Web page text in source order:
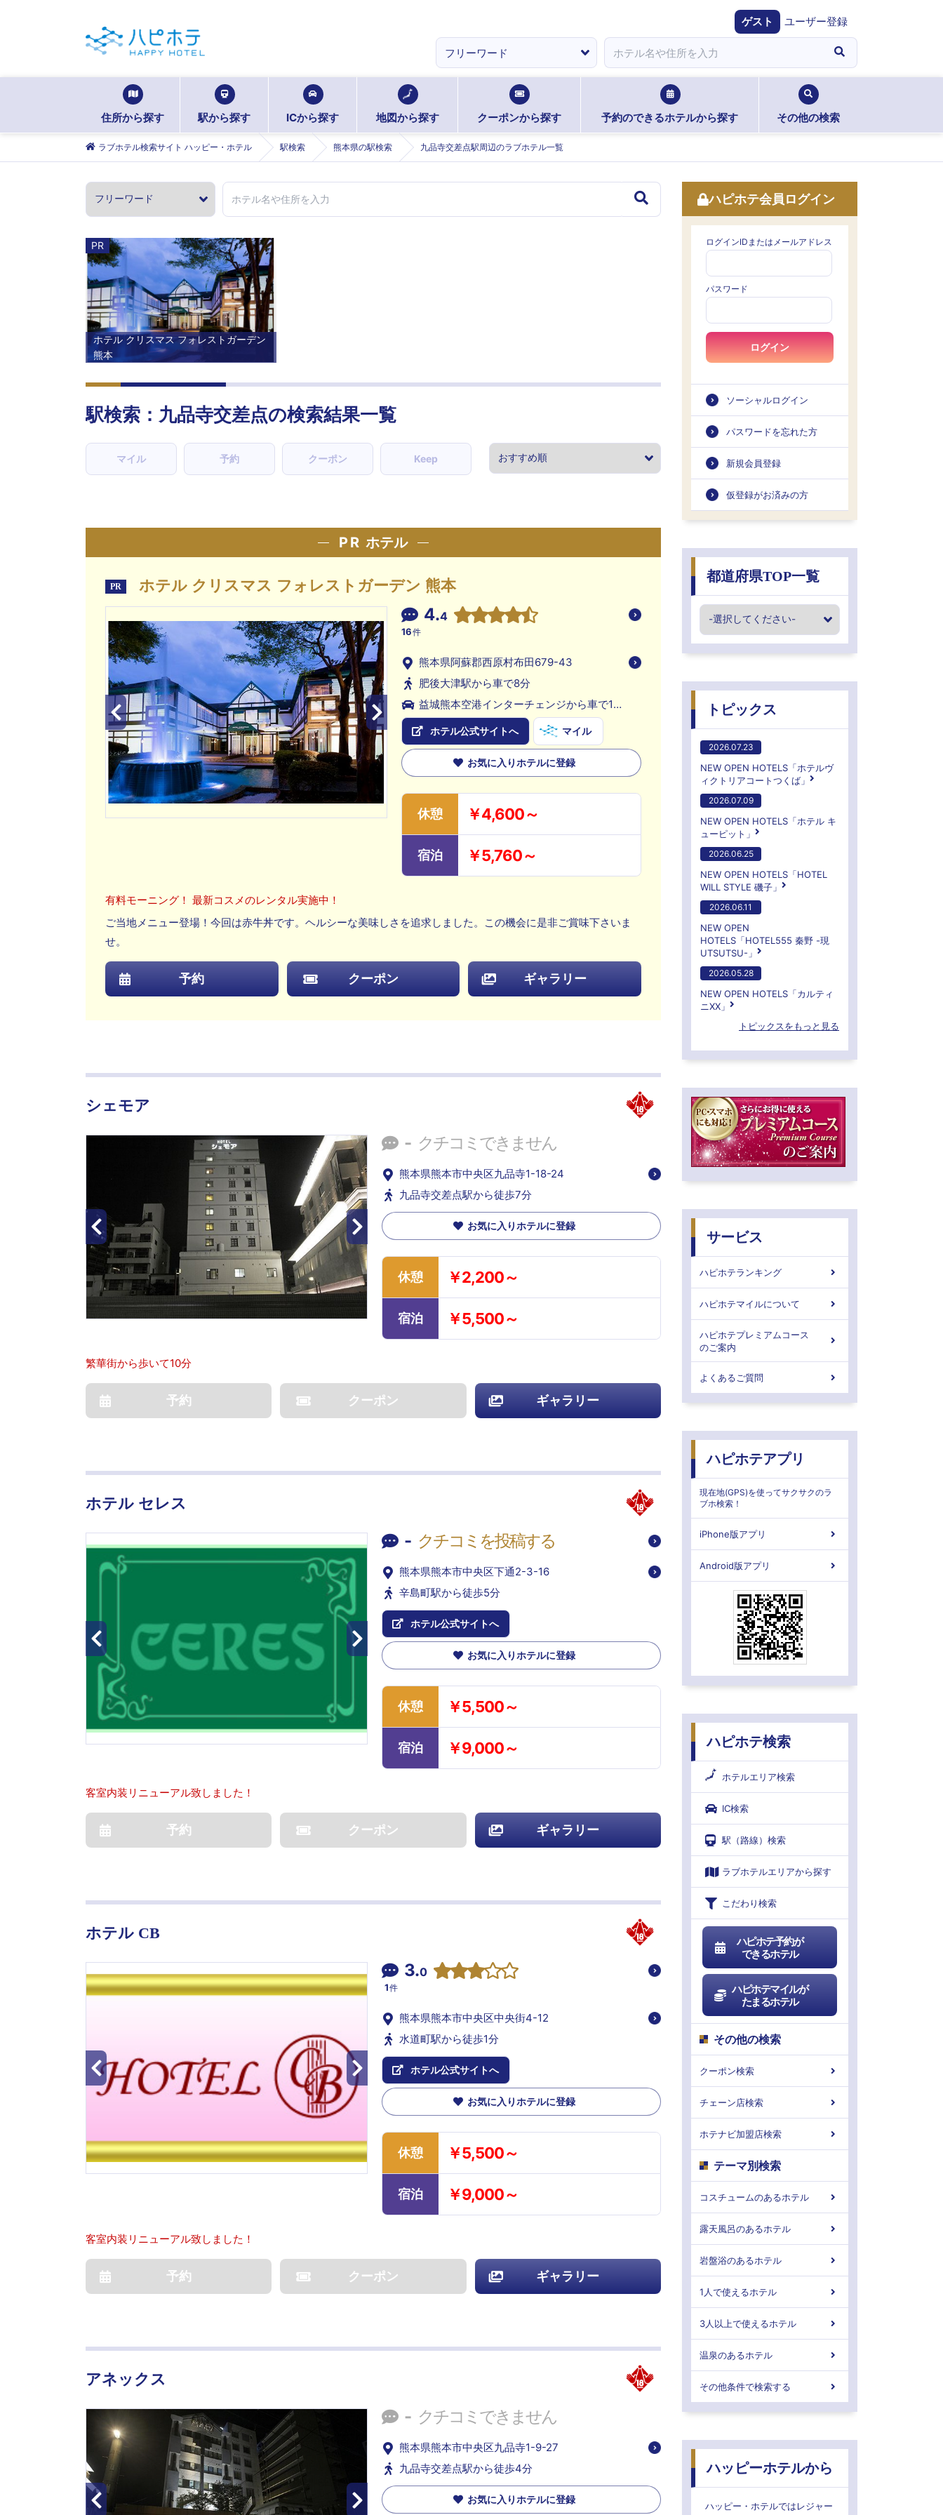
ゲスト ユーザー登録
住所から探す 駅から探す ICから探す 地図から探す クーポンから探す 予約のできるホテルから探す その他の検索
ラブホテル検索サイト ハッピー・ホテル 駅検索 熊本県の駅検索 九品寺交差点駅周辺のラブホテル一覧
PR
ホテル クリスマス フォレストガーデン
熊本
駅検索： 九品寺交差点の検索結果一覧
マイル 予約 クーポン Keep
PR ホテル
PR ホテル クリスマス フォレストガーデン 熊本
4.4
16件
熊本県阿蘇郡西原村布田679-43
肥後大津駅から車で8分
益城熊本空港インターチェンジから車で15
分
ホテル公式サイトへ マイル
お気に入りホテルに登録
休憩 ￥4,600～
宿泊 ￥5,760～
有料モーニング！ 最新コスメのレンタル実施中！
ご当地メニュー登場！今回は赤牛丼です。ヘルシーな美味しさを追求しました。この機会に是非ご賞味下さいま
せ。
予約 クーポン ギャラリー
シェモア
- クチコミできません
熊本県熊本市中央区九品寺1-18-24
九品寺交差点駅から徒歩7分
お気に入りホテルに登録
休憩 ￥2,200～
宿泊 ￥5,500～
繁華街から歩いて10分
予約 クーポン ギャラリー
ホテル セレス
- クチコミを投稿する
熊本県熊本市中央区下通2-3-16
辛島町駅から徒歩5分
ホテル公式サイトへ
お気に入りホテルに登録
休憩 ￥5,500～
宿泊 ￥9,000～
客室内装リニューアル致しました！
予約 クーポン ギャラリー
ホテル CB
3.0
1件
熊本県熊本市中央区中央街4-12
水道町駅から徒歩1分
ホテル公式サイトへ
お気に入りホテルに登録
休憩 ￥5,500～
宿泊 ￥9,000～
客室内装リニューアル致しました！
予約 クーポン ギャラリー
アネックス
- クチコミできません
熊本県熊本市中央区九品寺1-9-27
九品寺交差点駅から徒歩4分
お気に入りホテルに登録
ハピホテ会員ログイン
ログインIDまたはメールアドレス
パスワード
ログイン
ソーシャルログイン
パスワードを忘れた方
新規会員登録
仮登録がお済みの方
都道府県TOP一覧
トピックス
2026.07.23
NEW OPEN HOTELS「ホテルヴ
ィクトリアコートつくば」
2026.07.09
NEW OPEN HOTELS「ホテル キ
ューピット」
2026.06.25
NEW OPEN HOTELS「HOTEL
WILL STYLE 磯子」
2026.06.11
NEW OPEN
HOTELS「HOTEL555 秦野 -現
UTSUTSU-」
2026.05.28
NEW OPEN HOTELS「カルティ
ニXX」
トピックスをもっと見る
サービス
ハピホテランキング
ハピホテマイルについて
ハピホテプレミアムコース
のご案内
よくあるご質問
ハピホテアプリ
現在地(GPS)を使ってサクサクのラ
ブホ検索！
iPhone版アプリ
Android版アプリ
ハピホテ検索
ホテルエリア検索
IC検索
駅（路線）検索
ラブホテルエリアから探す
こだわり検索
ハピホテ予約が
できるホテル
ハピホテマイルが
たまるホテル
その他の検索
クーポン検索
チェーン店検索
ホテナビ加盟店検索
テーマ別検索
コスチュームのあるホテル
露天風呂のあるホテル
岩盤浴のあるホテル
1人で使えるホテル
3人以上で使えるホテル
温泉のあるホテル
その他条件で検索する
ハッピーホテルから
ハッピー・ホテルではレジャー